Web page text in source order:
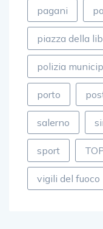
pagani
piazza della
polizia
porto
salerno
sport
vigili del fuoco